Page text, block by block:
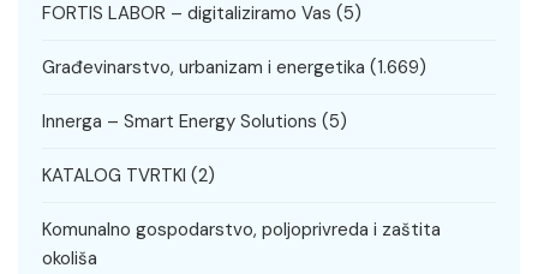
FORTIS LABOR – digitaliziramo Vas (5)
Građevinarstvo, urbanizam i energetika (1.669)
Innerga – Smart Energy Solutions (5)
KATALOG TVRTKI (2)
Komunalno gospodarstvo, poljoprivreda i zaštita
okoliša